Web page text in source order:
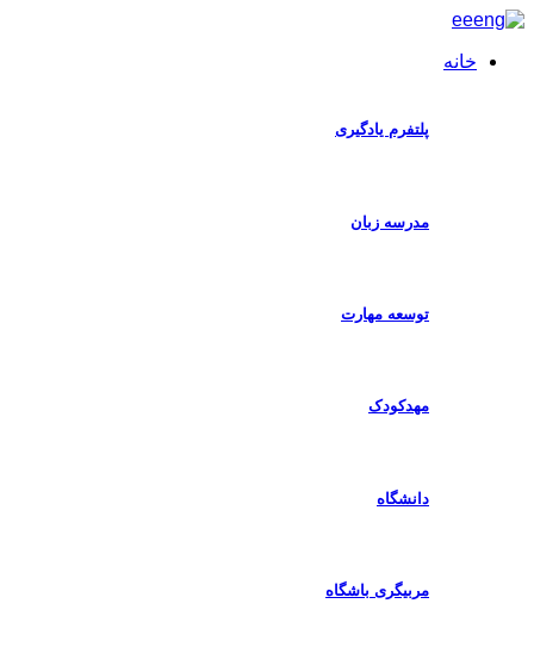
خانه
پلتفرم یادگیری
مدرسه زبان
توسعه مهارت
مهدکودک
دانشگاه
مربیگری باشگاه